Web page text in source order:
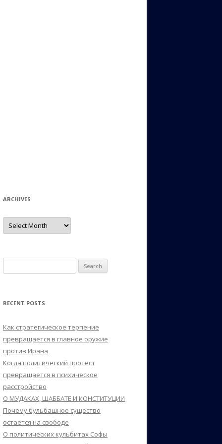
ARCHIVES
Archives
for:
RECENT POSTS
Как стратегическое терпение
превращается в главное оружие
против Ирана
Когда политический протест
превращается в психическое
расстройство
О МУДАКАХ, ШАББАТЕ И КОНСТИТУЦИИ
Почему бульбашное существо
остается на свободе
О политических кульбитах Софы